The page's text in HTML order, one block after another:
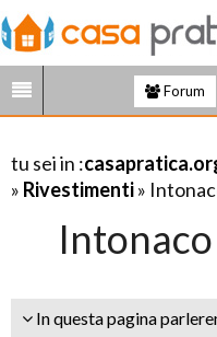
Forum
tu sei in :
» Rivestimenti»
In questa pagina